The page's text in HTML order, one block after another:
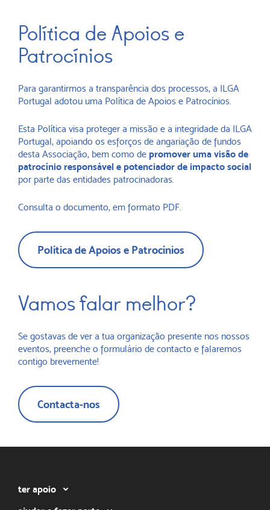
Política de Apoios e
Patrocínios
Para garantirmos a transparência dos processos, a ILGA
Portugal adotou uma Política de Apoios e Patrocínios.
Esta Política visa proteger a missão e a integridade da ILGA
Portugal, apoiando os esforços de angariação de fundos
desta Associação, bem como de promover uma visão de
patrocínio responsável e potenciador de impacto social
por parte das entidades patrocinadoras.
Consulta o documento, em formato PDF.
Política de Apoios e Patrocínios
Vamos falar melhor?
Se gostavas de ver a tua organização presente nos nossos
eventos, preenche o formulário de contacto e falaremos
contigo brevemente!
Contacta-nos
ter apoio